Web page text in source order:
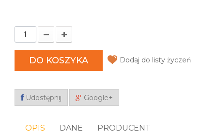
DO KOSZYKA Dodaj do listy życzeń
Udostępnij Google+
OPIS DANE PRODUCENT